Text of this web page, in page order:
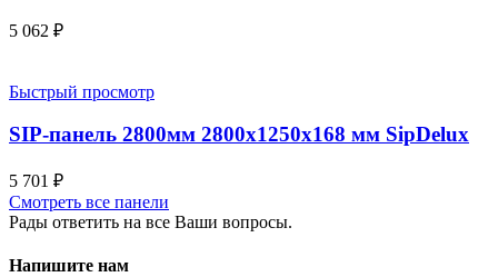
5 062 ₽
Быстрый просмотр
SIP-панель 2800мм 2800x1250x168 мм SipDelux
5 701 ₽
Смотреть все панели
Рады ответить на все Ваши вопросы.
Напишите нам